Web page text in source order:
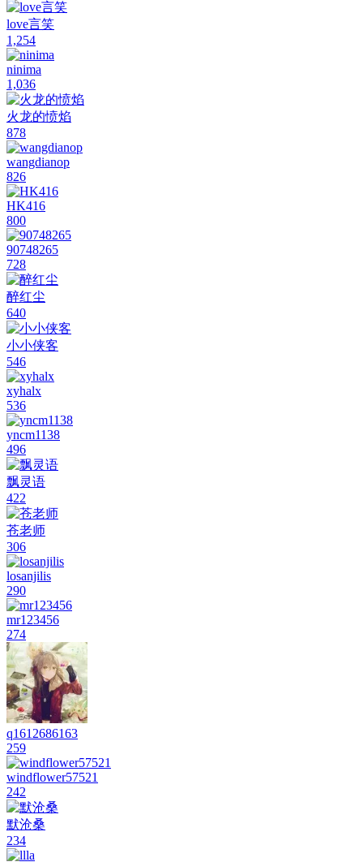
love言笑
1,254
ninima
1,036
火龙的愤焰
878
wangdianop
826
HK416
800
90748265
728
醉红尘
640
小小侠客
546
xyhalx
536
yncm1138
496
飘灵语
422
苍老师
306
losanjilis
290
mr123456
274
q1612686163
259
windflower57521
242
默沧桑
234